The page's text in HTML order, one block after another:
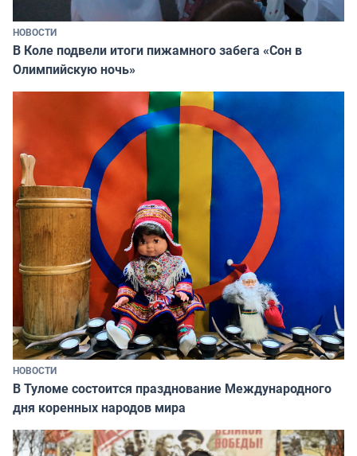
НОВОСТИ
В Коле подвели итоги пижамного забега «Сон в
Олимпийскую ночь»
НОВОСТИ
В Туломе состоится празднование Международного
дня коренных народов мира